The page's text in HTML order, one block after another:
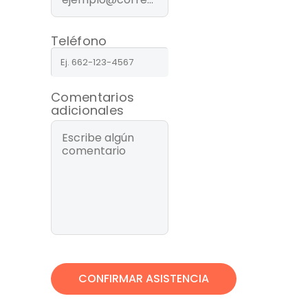
Teléfono
Comentarios
adicionales